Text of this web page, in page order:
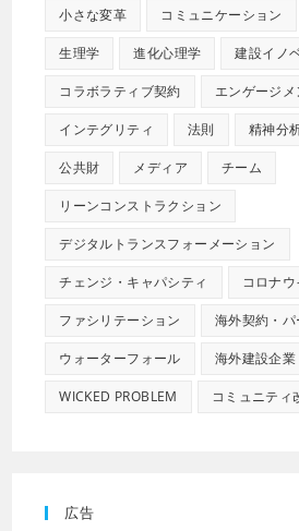
小さな変革 コミュニケーション
生理学 進化心理学 建設イノ
コラボラティブ契約 エンゲージメ
インテグリティ 法則 精神分
公共財 メディア チーム
リーンコンストラクション
デジタルトランスフォーメーション
チェンジ・キャパシティ コロナ
ファシリテーション 海外契約・
ウォーターフォール 海外建設企業
WICKED PROBLEM コミュニティ
広告